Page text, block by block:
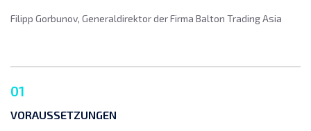
Filipp Gorbunov, Generaldirektor der Firma Balton Trading Asia
01
VORAUSSETZUNGEN